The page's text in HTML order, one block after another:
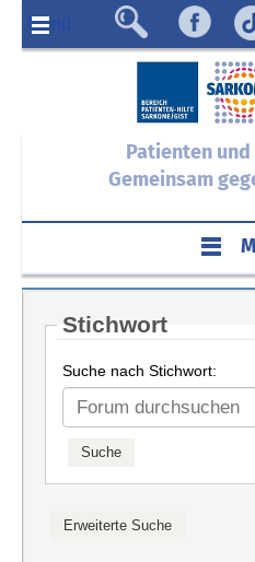
Menü
Patienten
Gemeinsam
Stichwort
Suche nach Stichwort: